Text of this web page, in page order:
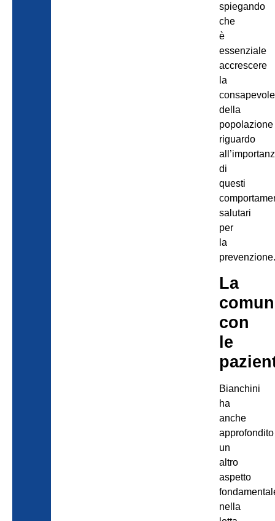
spiegando
che
è
essenziale
accrescere
la
della
popolazione
riguardo
di
questi
salutari
per
la
La
con
le
Bianchini
ha
anche
approfondito
un
altro
aspetto
nella